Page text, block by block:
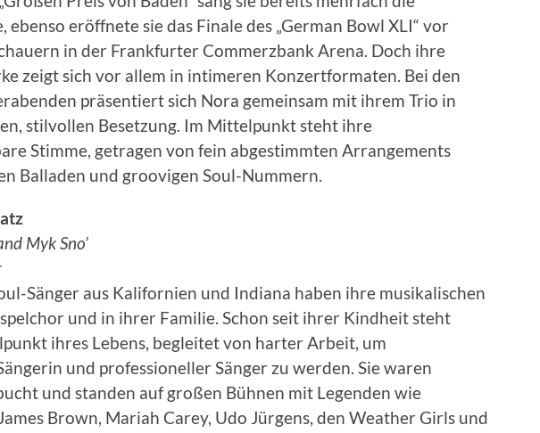
ebenso eröffnete sie das Finale des „German Bowl XLI“ vor
in der Frankfurter Commerzbank Arena. Doch ihre
zeigt sich vor allem in intimeren Konzertformaten. Bei den
präsentiert sich Nora gemeinsam mit ihrem Trio in
stilvollen Besetzung. Im Mittelpunkt steht ihre
Stimme, getragen von fein abgestimmten Arrangements
Balladen und groovigen Soul-Nummern.
Myk Sno’
Sänger aus Kalifornien und Indiana haben ihre musikalischen
und in ihrer Familie. Schon seit ihrer Kindheit steht
ihres Lebens, begleitet von harter Arbeit, um
und professioneller Sänger zu werden. Sie waren
und standen auf großen Bühnen mit Legenden wie
Brown, Mariah Carey, Udo Jürgens, den Weather Girls und